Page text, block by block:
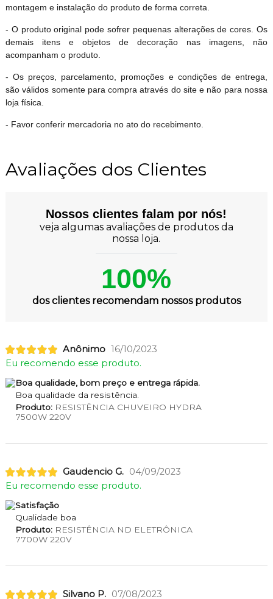
montagem e instalação do produto de forma correta.
- O produto original pode sofrer pequenas alterações de cores. Os
demais itens e objetos de decoração nas imagens, não
acompanham o produto.
- Os preços, parcelamento, promoções e condições de entrega,
são válidos somente para compra através do site e não para nossa
loja física.
- Favor conferir mercadoria no ato do recebimento.
Avaliações dos Clientes
Nossos clientes falam por nós!
veja algumas avaliações de produtos da
nossa loja.
100%
dos clientes recomendam nossos produtos
Anônimo 16/10/2023
Eu recomendo esse produto.
Boa qualidade, bom preço e entrega rápida.
Boa qualidade da resistência.
Produto:RESISTÊNCIA CHUVEIRO HYDRA
7500W 220V
Gaudencio G. 04/09/2023
Eu recomendo esse produto.
Satisfação
Qualidade boa
Produto:RESISTÊNCIA ND ELETRÔNICA
7700W 220V
Silvano P. 07/08/2023